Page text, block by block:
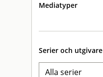
Mediatyper
Serier och utgivare